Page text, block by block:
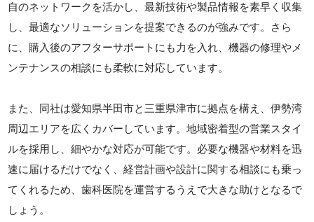
自のネットワークを活かし、最新技術や製品情報を素早く収集
し、最適なソリューションを提案できるのが強みです。さら
に、購入後のアフターサポートにも力を入れ、機器の修理やメ
ンテナンスの相談にも柔軟に対応しています。
また、同社は愛知県半田市と三重県津市に拠点を構え、伊勢湾
周辺エリアを広くカバーしています。地域密着型の営業スタイ
ルを採用し、細やかな対応が可能です。必要な機器や材料を迅
速に届けるだけでなく、経営計画や設計に関する相談にも乗っ
てくれるため、歯科医院を運営するうえで大きな助けとなるで
しょう。